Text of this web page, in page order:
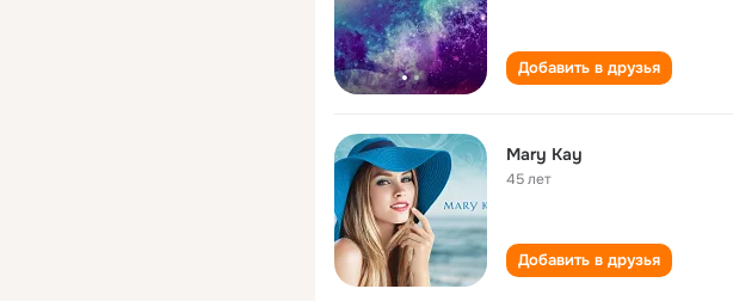
Добавить в друзья
Mary Kay
45 лет
Добавить в друзья